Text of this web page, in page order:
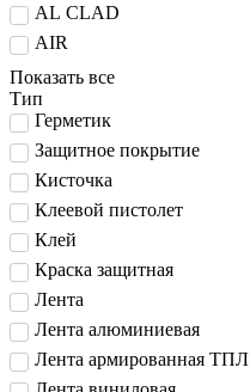
AL CLAD
AIR
Показать все
Тип
Герметик
Защитное покрытие
Кисточка
Клеевой пистолет
Клей
Краска защитная
Лента
Лента алюминиевая
Лента армированная ТПЛ